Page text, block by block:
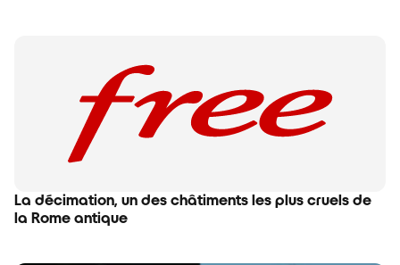
La décimation, un des châtiments les plus cruels de
la Rome antique